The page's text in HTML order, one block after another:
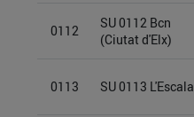
0112
SU 0112 Bcn
(Ciutat d'Elx)
0113 SU 0113 L'Escala